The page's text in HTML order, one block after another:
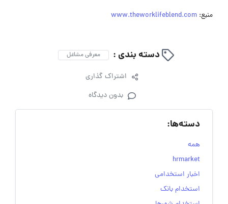
منبع: www.theworklifeblend.com
دسته بندی : معرفی مشاغل
اشتراک گذاری
بدون دیدگاه
دسته‌ها:
همه
hrmarket
اخبار استخدامی
استخدام بانک